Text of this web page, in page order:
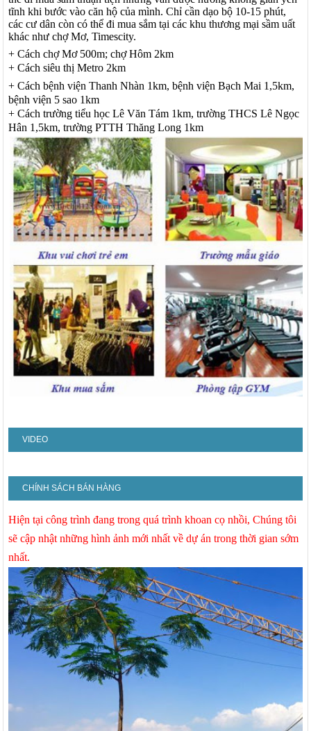
tĩnh khi bước vào căn hộ của mình. Chỉ cần dạo bộ 10-15 phút,
các cư dân còn có thể đi mua sắm tại các khu thương mại sầm uất
khác như chợ Mơ, Timescity.
+ Cách chợ Mơ 500m; chợ Hôm 2km
+ Cách siêu thị Metro 2km
+ Cách bệnh viện Thanh Nhàn 1km, bệnh viện Bạch Mai 1,5km,
bệnh viện 5 sao 1km
+ Cách trường tiểu học Lê Văn Tám 1km, trường THCS Lê Ngọc
Hân 1,5km, trường PTTH Thăng Long 1km
VIDEO
CHÍNH SÁCH BÁN HÀNG
Hiện tại công trình đang trong quá trình khoan cọ nhồi, Chúng tôi
sẽ cập nhật những hình ảnh mới nhất về dự án trong thời gian sớm
nhất.